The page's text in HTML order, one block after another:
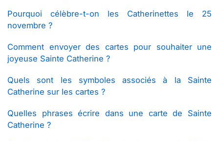
Pourquoi célèbre-t-on les Catherinettes le 25
novembre ?
Comment envoyer des cartes pour souhaiter une
joyeuse Sainte Catherine ?
Quels sont les symboles associés à la Sainte
Catherine sur les cartes ?
Quelles phrases écrire dans une carte de Sainte
Catherine ?